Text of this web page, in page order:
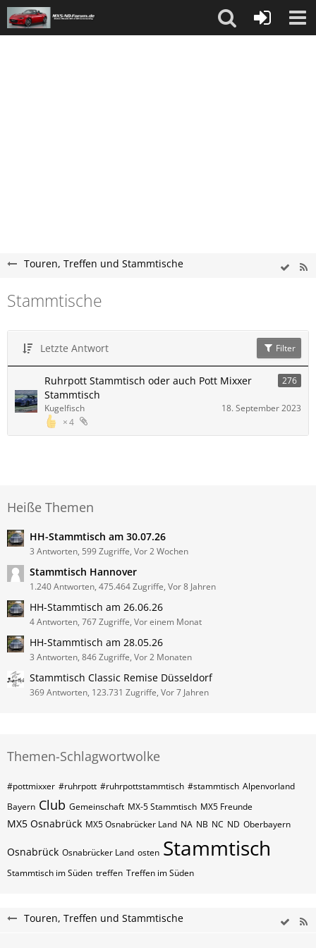
Touren, Treffen und Stammtische
Stammtische
Letzte Antwort Filter
Ruhrpott Stammtisch oder auch Pott Mixxer
Stammtisch
276
4
Kugelfisch 18. September 2023
Heiße Themen
HH-Stammtisch am 30.07.26
3 Antworten, 599 Zugriffe, Vor 2 Wochen
Stammtisch Hannover
1.240 Antworten, 475.464 Zugriffe, Vor 8 Jahren
HH-Stammtisch am 26.06.26
4 Antworten, 767 Zugriffe, Vor einem Monat
HH-Stammtisch am 28.05.26
3 Antworten, 846 Zugriffe, Vor 2 Monaten
Stammtisch Classic Remise Düsseldorf
369 Antworten, 123.731 Zugriffe, Vor 7 Jahren
Themen-Schlagwortwolke
#pottmixxer #ruhrpott #ruhrpottstammtisch #stammtisch Alpenvorland
Bayern Club Gemeinschaft MX-5 Stammtisch MX5 Freunde
MX5 Osnabrück MX5 Osnabrücker Land NA NB NC ND Oberbayern
Osnabrück Osnabrücker Land osten Stammtisch
Stammtisch im Süden treffen Treffen im Süden
Touren, Treffen und Stammtische